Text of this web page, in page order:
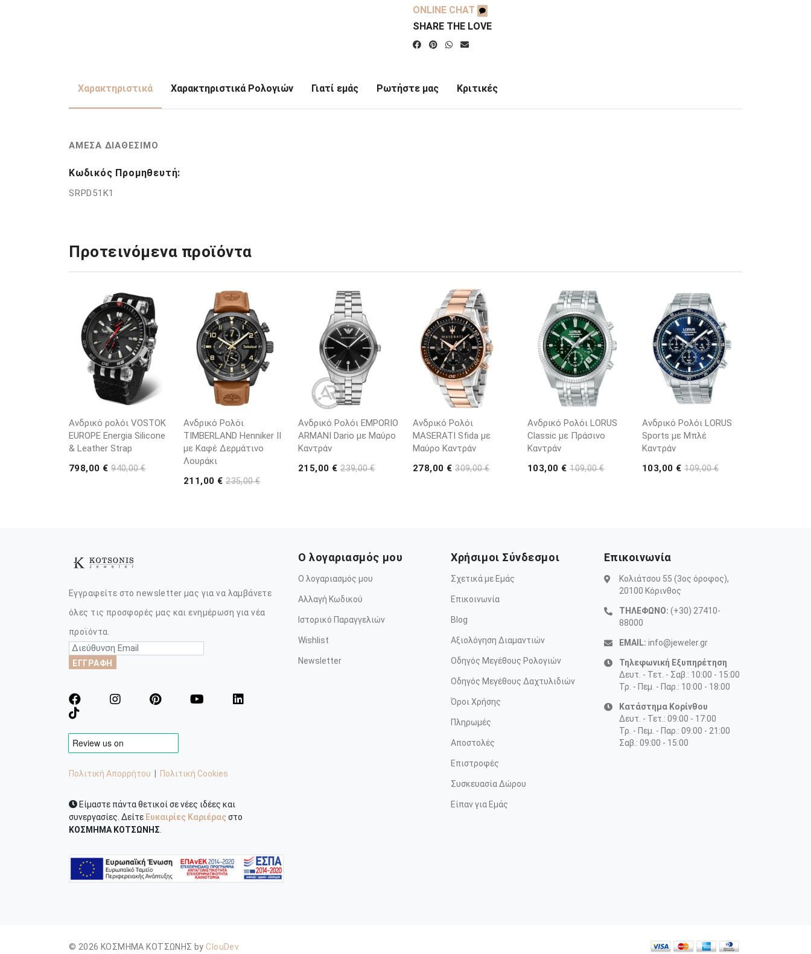
ONLINE CHAT
SHARE THE LOVE
Χαρακτηριστικά Χαρακτηριστικά Ρολογιών Γιατί εμάς Ρωτήστε μας Κριτικές
ΑΜΕΣΑ ΔΙΑΘΕΣΙΜΟ
Κωδικός Προμηθευτή:
SRPD51K1
Προτεινόμενα προϊόντα
Ανδρικό ρολόι VOSTOK
EUROPE Energia Silicone
& Leather Strap
798,00 €940,00 €
Ανδρικό Ρολόι
TIMBERLAND Henniker II
με Καφέ Δερμάτινο
Λουράκι
211,00 €235,00 €
Ανδρικό Ρολόι EMPORIO
ARΜΑΝΙ Dario με Μαύρο
Καντράν
215,00 €239,00 €
Ανδρικό Ρολόι
MASERATI Sfida με
Μαύρο Καντράν
278,00 €309,00 €
Ανδρικό Ρολόι LORUS
Classic με Πράσινο
Καντράν
103,00 €109,00 €
Ανδρικό Ρολόι LORUS
Sports με Μπλέ
Καντράν
103,00 €109,00 €
Εγγραφείτε στο newsletter μας για να λαμβάνετε
όλες τις προσφορές μας και ενημέρωση για νέα
προϊόντα.
ΕΓΓΡΑΦΗ
Πολιτική Απορρήτου Πολιτική Cookies
Είμαστε πάντα θετικοί σε νέες ιδέες και
συνεργασίες. Δείτε Ευκαιρίες Καριέραςστο
ΚΟΣΜΗΜΑ ΚΟΤΣΩΝΗΣ
Ο λογαριασμός μου
Ο λογαριασμός μου
Αλλαγή Κωδικού
Ιστορικό Παραγγελιών
Wishlist
Newsletter
Χρήσιμοι Σύνδεσμοι
Σχετικά με Εμάς
Επικοινωνία
Blog
Αξιολόγηση Διαμαντιών
Οδηγός Μεγέθους Ρολογιών
Οδηγός Μεγέθους Δαχτυλιδιών
Όροι Χρήσης
Πληρωμές
Αποστολές
Επιστροφές
Συσκευασία Δώρου
Είπαν για Εμάς
Επικοινωνία
Κολιάτσου 55 (3ος όροφος),
20100 Κόρινθος
ΤΗΛΕΦΩΝΟ: (+30) 27410-
88000
EMAIL: info@jeweler.gr
Τηλεφωνική Εξυπηρέτηση
Δευτ. - Τετ. - Σαβ.: 10:00 - 15:00
Τρ. - Πεμ. - Παρ.: 10:00 - 18:00
Κατάστημα Κορίνθου
Δευτ. - Τετ.: 09:00 - 17:00
Τρ. - Πεμ. - Παρ.: 09:00 - 21:00
Σαβ.: 09:00 - 15:00
© 2026 ΚΟΣΜΗΜΑ ΚΟΤΣΩΝΗΣ by ClouDev